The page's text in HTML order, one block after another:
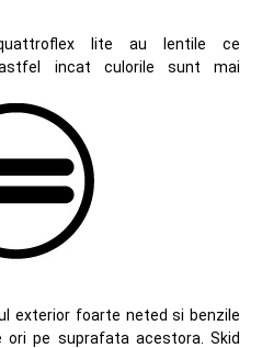
lite au lentile ce
incat culorile sunt mai
exterior foarte neted si benzile
ori pe suprafata acestora. Skid